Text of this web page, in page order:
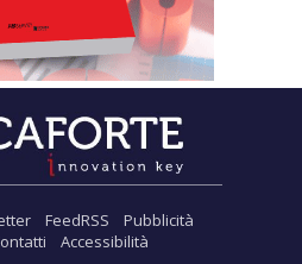
FeedRSS
Pubblicità
Accessibilità